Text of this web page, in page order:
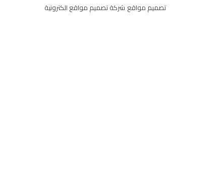
تصميم مواقع شركة تصميم مواقع الكترونية